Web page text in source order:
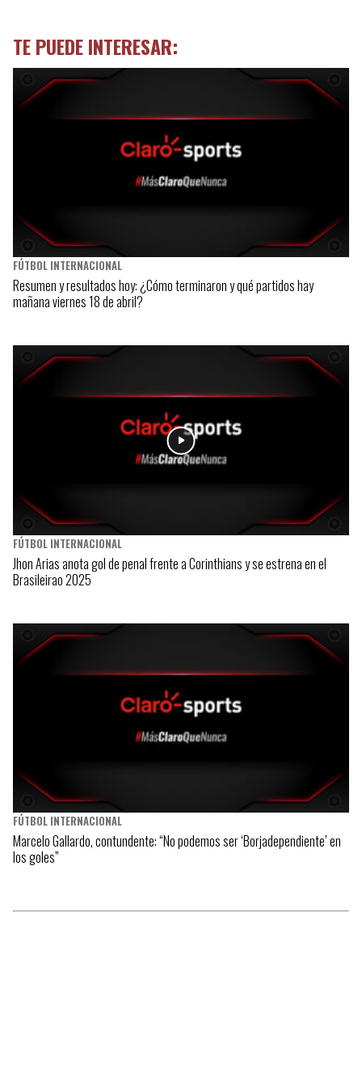
TE PUEDE INTERESAR:
FÚTBOL INTERNACIONAL
Resumen y resultados hoy: ¿Cómo terminaron y qué partidos hay
mañana viernes 18 de abril?
FÚTBOL INTERNACIONAL
Jhon Arias anota gol de penal frente a Corinthians y se estrena en el
Brasileirao 2025
FÚTBOL INTERNACIONAL
Marcelo Gallardo, contundente: “No podemos ser ‘Borjadependiente’ en
los goles”